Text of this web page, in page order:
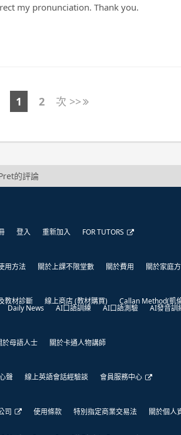
my pronunciation. Thank you.
1 2 次 >>
的評論
登入 重新加入 FOR TUTORS
用方法 關於上課不限堂數 關於費用 關於家庭
教材診斷 線上商店 (教材購買) Callan Method(凱
Daily News AI口語訓練 AI口語測驗 AI發音訓
於母語人士 關於卡通人物講師
聲 線上英語會話經驗談 會員服務中心
司 使用條款 特別指定商業交易法 關於個人